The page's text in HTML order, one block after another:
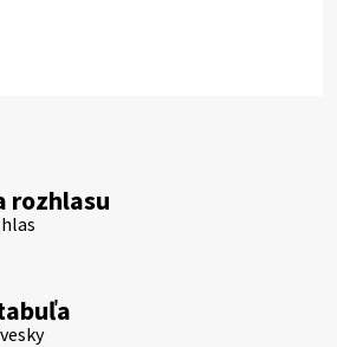
rozhlasu